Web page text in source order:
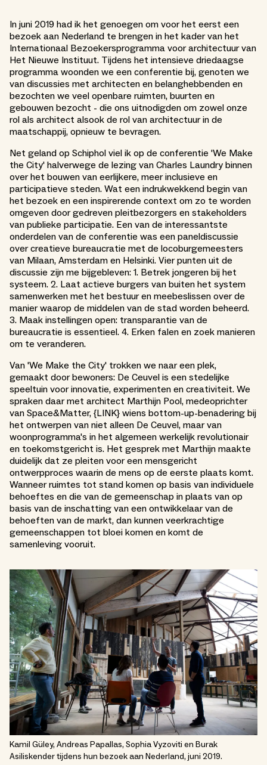
In juni 2019 had ik het genoegen om voor het eerst een
bezoek aan Nederland te brengen in het kader van het
Internationaal Bezoekersprogramma voor architectuur van
Het Nieuwe Instituut. Tijdens het intensieve driedaagse
programma woonden we een conferentie bij, genoten we
van discussies met architecten en belanghebbenden en
bezochten we veel openbare ruimten, buurten en
gebouwen bezocht - die ons uitnodigden om zowel onze
rol als architect alsook de rol van architectuur in de
maatschappij, opnieuw te bevragen.
Net geland op Schiphol viel ik op de conferentie 'We Make
the City' halverwege de lezing van Charles Laundry binnen
over het bouwen van eerlijkere, meer inclusieve en
participatieve steden. Wat een indrukwekkend begin van
het bezoek en een inspirerende context om zo te worden
omgeven door gedreven pleitbezorgers en stakeholders
van publieke participatie. Een van de interessantste
onderdelen van de conferentie was een paneldiscussie
over creatieve bureaucratie met de locoburgemeesters
van Milaan, Amsterdam en Helsinki. Vier punten uit de
discussie zijn me bijgebleven: 1. Betrek jongeren bij het
systeem. 2. Laat actieve burgers van buiten het system
samenwerken met het bestuur en meebeslissen over de
manier waarop de middelen van de stad worden beheerd.
3. Maak instellingen open: transparantie van de
bureaucratie is essentieel. 4. Erken falen en zoek manieren
om te veranderen.
Van 'We Make the City' trokken we naar een plek,
gemaakt door bewoners: De Ceuvel is een stedelijke
speeltuin voor innovatie, experimenten en creativiteit. We
spraken daar met architect Marthijn Pool, medeoprichter
van Space&Matter, {LINK} wiens bottom-up-benadering bij
het ontwerpen van niet alleen De Ceuvel, maar van
woonprogramma's in het algemeen werkelijk revolutionair
en toekomstgericht is. Het gesprek met Marthijn maakte
duidelijk dat ze pleiten voor een mensgericht
ontwerpproces waarin de mens op de eerste plaats komt.
Wanneer ruimtes tot stand komen op basis van individuele
behoeftes en die van de gemeenschap in plaats van op
basis van de inschatting van een ontwikkelaar van de
behoeften van de markt, dan kunnen veerkrachtige
gemeenschappen tot bloei komen en komt de
samenleving vooruit.
Kamil Güley, Andreas Papallas, Sophia Vyzoviti en Burak
Asiliskender tijdens hun bezoek aan Nederland, juni 2019.